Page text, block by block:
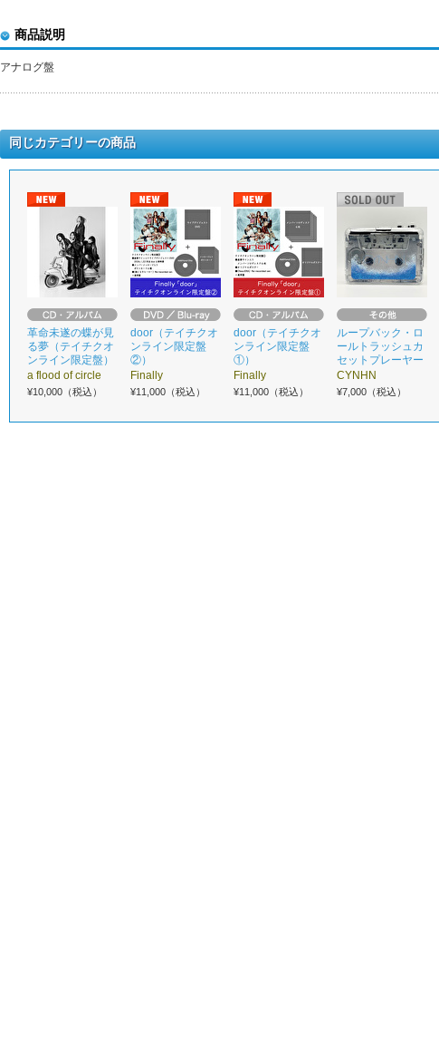
商品説明
アナログ盤
同じカテゴリーの商品
革命未遂の蝶が見
る夢（テイチクオ
ンライン限定盤）
a flood of circle
¥10,000（税込）
door（テイチクオ
ンライン限定盤
②）
Finally
¥11,000（税込）
door（テイチクオ
ンライン限定盤
①）
Finally
¥11,000（税込）
ループバック・ロ
ールトラッシュカ
セットプレーヤー
CYNHN
¥7,000（税込）